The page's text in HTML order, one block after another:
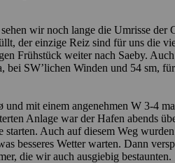
wir noch lange die Umrisse der
der einzige Reiz sind für uns die
Frühstück weiter nach Saeby.
SW’lichen Winden und 54 sm,
und mit einem angenehmen W 3-4
Anlage war der Hafen abends
starten. Auch auf diesem Weg
besseres Wetter warten. Dann
die wir auch ausgiebig bestaunten.